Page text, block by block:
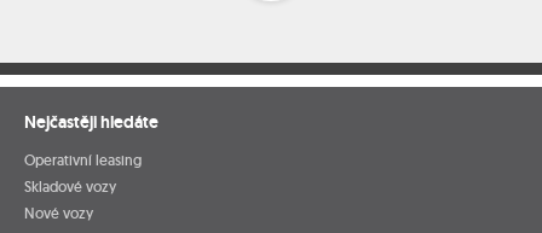
Nejčastěji hledáte
Operativní leasing
Skladové vozy
Nové vozy